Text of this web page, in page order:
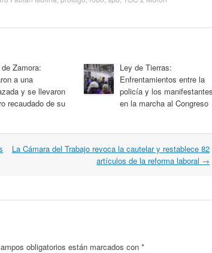
Zamora:
a una
y se llevaron
recaudado de su
Ley de Tierras:
Enfrentamientos entre la
policía y los
en la marcha al Congreso
La Cámara del Trabajo revoca la cautelar y restablece 82
artículos de la reforma laboral →
obligatorios están marcados con *